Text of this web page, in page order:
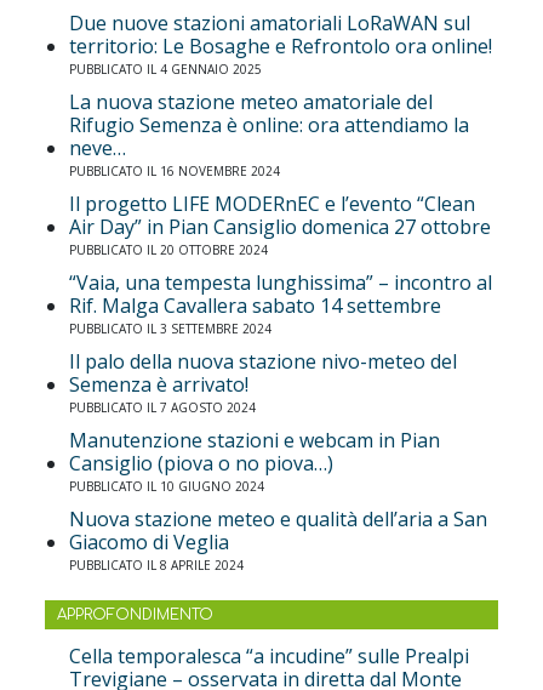
Due nuove stazioni amatoriali LoRaWAN sul
territorio: Le Bosaghe e Refrontolo ora online!
PUBBLICATO IL 4 GENNAIO 2025
La nuova stazione meteo amatoriale del
Rifugio Semenza è online: ora attendiamo la
neve…
PUBBLICATO IL 16 NOVEMBRE 2024
Il progetto LIFE MODERnEC e l’evento “Clean
Air Day” in Pian Cansiglio domenica 27 ottobre
PUBBLICATO IL 20 OTTOBRE 2024
“Vaia, una tempesta lunghissima” – incontro al
Rif. Malga Cavallera sabato 14 settembre
PUBBLICATO IL 3 SETTEMBRE 2024
Il palo della nuova stazione nivo-meteo del
Semenza è arrivato!
PUBBLICATO IL 7 AGOSTO 2024
Manutenzione stazioni e webcam in Pian
Cansiglio (piova o no piova…)
PUBBLICATO IL 10 GIUGNO 2024
Nuova stazione meteo e qualità dell’aria a San
Giacomo di Veglia
PUBBLICATO IL 8 APRILE 2024
APPROFONDIMENTO
Cella temporalesca “a incudine” sulle Prealpi
Trevigiane – osservata in diretta dal Monte